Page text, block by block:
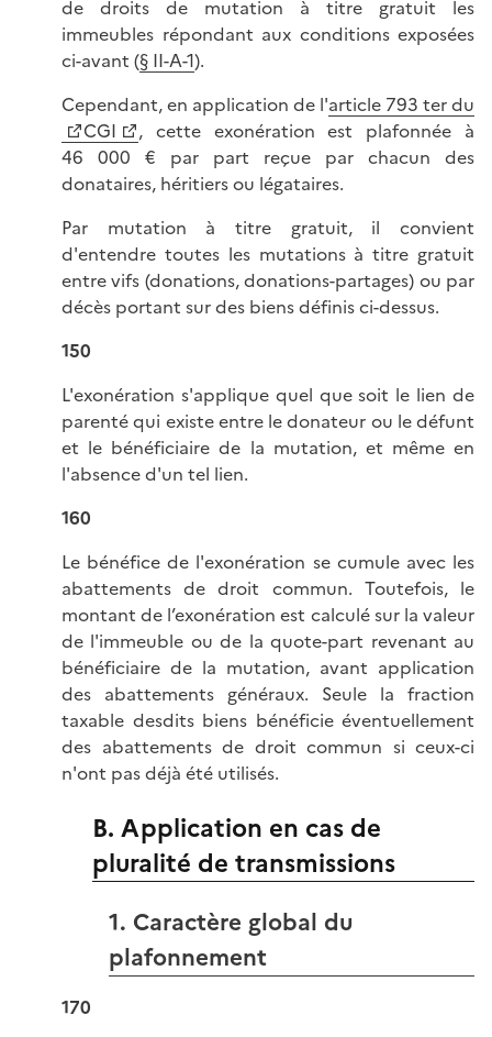
de droits de mutation à titre gratuit les
immeubles répondant aux conditions exposées
ci-avant (§ II-A-1).
Cependant, en application de l'article 793 ter du
CGI
, cette exonération est plafonnée à
46 000 € par part reçue par chacun des
donataires, héritiers ou légataires.
Par mutation à titre gratuit, il convient
d'entendre toutes les mutations à titre gratuit
entre vifs (donations, donations-partages) ou par
décès portant sur des biens définis ci-dessus.
150
L'exonération s'applique quel que soit le lien de
parenté qui existe entre le donateur ou le défunt
et le bénéficiaire de la mutation, et même en
l'absence d'un tel lien.
160
Le bénéfice de l'exonération se cumule avec les
abattements de droit commun. Toutefois, le
montant de l’exonération est calculé sur la valeur
de l'immeuble ou de la quote-part revenant au
bénéficiaire de la mutation, avant application
des abattements généraux. Seule la fraction
taxable desdits biens bénéficie éventuellement
des abattements de droit commun si ceux-ci
n'ont pas déjà été utilisés.
B. Application en cas de
pluralité de transmissions
1. Caractère global du
plafonnement
170